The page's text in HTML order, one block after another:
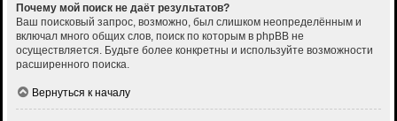
Почему мой поиск не даёт результатов?
Ваш поисковый запрос, возможно, был слишком неопределённым и
включал много общих слов, поиск по которым в phpBB не
осуществляется. Будьте более конкретны и используйте возможности
расширенного поиска.
Вернуться к началу